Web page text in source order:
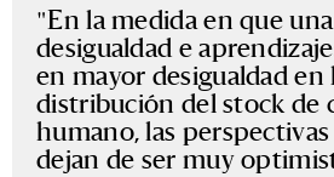
"En la medida en que
desigualdad e
en mayor desigualdad en
distribución del stock de
humano, las
dejan de ser muy